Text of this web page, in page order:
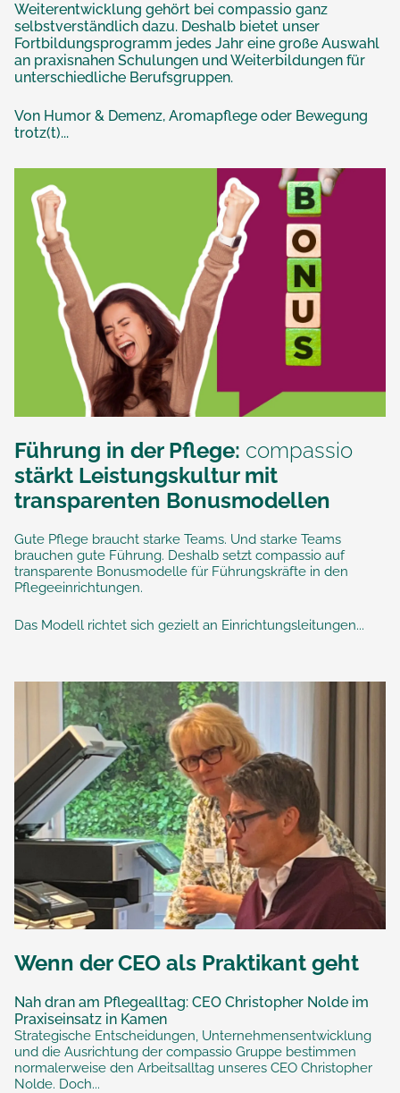
Weiterentwicklung gehört bei compassio ganz
selbstverständlich dazu. Deshalb bietet unser
Fortbildungsprogramm jedes Jahr eine große Auswahl
an praxisnahen Schulungen und Weiterbildungen für
unterschiedliche Berufsgruppen.
Von Humor & Demenz, Aromapflege oder Bewegung
trotz(t)...
Führung in der Pflege: compassio
stärkt Leistungskultur mit
transparenten Bonusmodellen
Gute Pflege braucht starke Teams. Und starke Teams
brauchen gute Führung. Deshalb setzt compassio auf
transparente Bonusmodelle für Führungskräfte in den
Pflegeeinrichtungen.
Das Modell richtet sich gezielt an Einrichtungsleitungen...
Wenn der CEO als Praktikant geht
Nah dran am Pflegealltag: CEO Christopher Nolde im
Praxiseinsatz in Kamen
Strategische Entscheidungen, Unternehmensentwicklung
und die Ausrichtung der compassio Gruppe bestimmen
normalerweise den Arbeitsalltag unseres CEO Christopher
Nolde. Doch...